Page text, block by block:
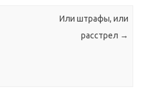
Или штрафы, или
расстрел →